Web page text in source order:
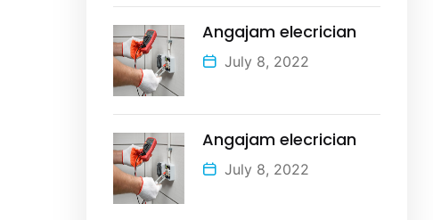
Angajam elecrician
July 8, 2022
Angajam elecrician
July 8, 2022